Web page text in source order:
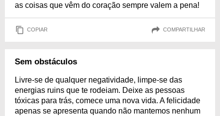
as coisas que vêm do coração sempre valem a pena!
COPIAR COMPARTILHAR
Sem obstáculos
Livre-se de qualquer negatividade, limpe-se das
energias ruins que te rodeiam. Deixe as pessoas
tóxicas para trás, comece uma nova vida. A felicidade
apenas se apresenta quando não mantemos nenhum